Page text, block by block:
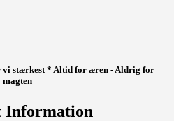
vi stærkest * Altid for æren - Aldrig for
magten
Information